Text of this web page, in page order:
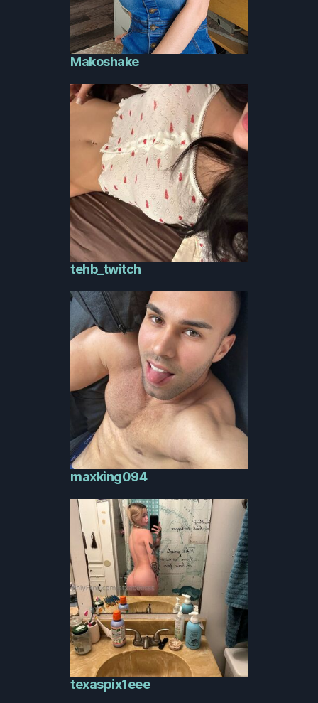
Makoshake
tehb_twitch
maxking094
texaspix1eee